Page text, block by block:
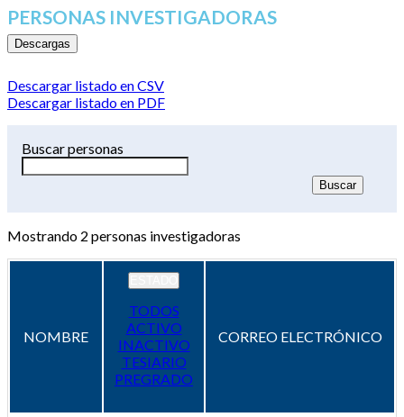
PERSONAS INVESTIGADORAS
Descargas
Descargar listado en CSV
Descargar listado en PDF
Buscar personas
Mostrando 2 personas investigadoras
NOMBRE
TODOS
ACTIVO
INACTIVO
TESIARIO
PREGRADO
CORREO ELECTRÓNICO